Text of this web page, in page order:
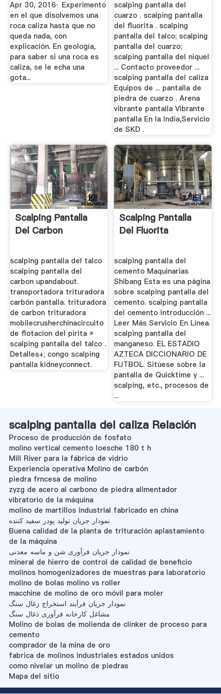
Apr 30, 2016· Experimento
en el que disolvemos una
roca caliza hasta que no
queda nada, con
explicación. En geología,
para saber si una roca es
caliza, se le echa una
gota...
scalping pantalla del
cuarzo . scalping pantalla
del fluorita . scalping
pantalla del talco; scalping
pantalla del cuarzo;
scalping pantalla del niquel
... Contacto proveedor ...
scalping pantalla del caliza
Equipos de ... pantalla de
piedra de cuarzo . Arena
vibrante pantalla Vibrante
pantalla En la India,Servicio
de SKD .
Scalping Pantalla
Del Carbon
scalping pantalla del talco
scalping pantalla del
carbon upandabout.
transportadora trituradora
carbón pantalla. trituradora
de carbon trituradora
mobilecrusherchinacircuito
de flotacion del pirita »
scalping pantalla del talco .
Detalles+; congo scalping
pantalla kidneyconnect.
Scalping Pantalla
Del Fluorita
scalping pantalla del
cemento Maquinarias
Shibang Esta es una página
sobre scalping pantalla del
cemento. scalping pantalla
del cemento Introducción ...
Leer Más Servicio En Línea.
scalping pantalla del
manganeso. EL ESTADIO
AZTECA DICCIONARIO DE
FUTBOL. Sitúese sobre la
pantalla de Quicktime y ...
scalping, etc., procesos de
...
scalping pantalla del caliza Relación
Proceso de producción de fosfato
molino vertical cemento loesche 180 t h
Mill River para la fábrica de vidrio
Experiencia operativa Molino de carbón
piedra frncesa de molino
zyzg de acero al carbono de piedra alimentador
vibratorio de la máquina
molino de martillos industrial fabricado en china
نمودار جریان تولید پودر سفید کننده
Buena calidad de la planta de trituración aplastamiento
de la máquina
نمودار جریان فرآوری شن و ماسه معدنی
mineral de hierro de control de calidad de beneficio
molinos homogenizadores de muestras para laboratorio
molino de bolas molino vs roller
macchine de molino de oro móvil para moler
نمودار جریان فرآیند استخراج زغال سنگ
مشاغل کارخانه فرآوری ذغال سنگ
Molino de bolas de molienda de clínker de proceso para
cemento
comprador de la mina de oro
fabrica de molinos industriales estados unidos
como nivelar un molino de piedras
Mapa del sitio